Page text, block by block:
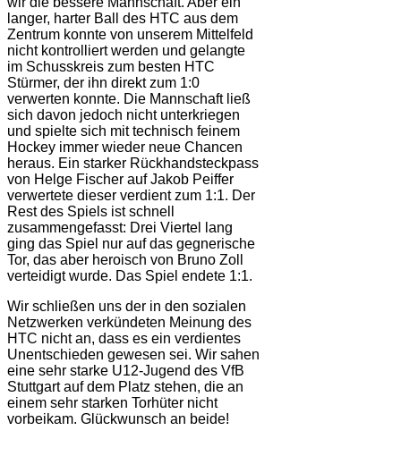
langer, harter Ball des HTC aus dem
Zentrum konnte von unserem Mittelfeld
nicht kontrolliert werden und gelangte
im Schusskreis zum besten HTC
Stürmer, der ihn direkt zum 1:0
verwerten konnte. Die Mannschaft ließ
sich davon jedoch nicht unterkriegen
und spielte sich mit technisch feinem
Hockey immer wieder neue Chancen
heraus. Ein starker Rückhandsteckpass
von Helge Fischer auf Jakob Peiffer
verwertete dieser verdient zum 1:1. Der
Rest des Spiels ist schnell
zusammengefasst: Drei Viertel lang
ging das Spiel nur auf das gegnerische
Tor, das aber heroisch von Bruno Zoll
verteidigt wurde. Das Spiel endete 1:1.
Wir schließen uns der in den sozialen
Netzwerken verkündeten Meinung des
HTC nicht an, dass es ein verdientes
Unentschieden gewesen sei. Wir sahen
eine sehr starke U12-Jugend des VfB
Stuttgart auf dem Platz stehen, die an
einem sehr starken Torhüter nicht
vorbeikam. Glückwunsch an beide!